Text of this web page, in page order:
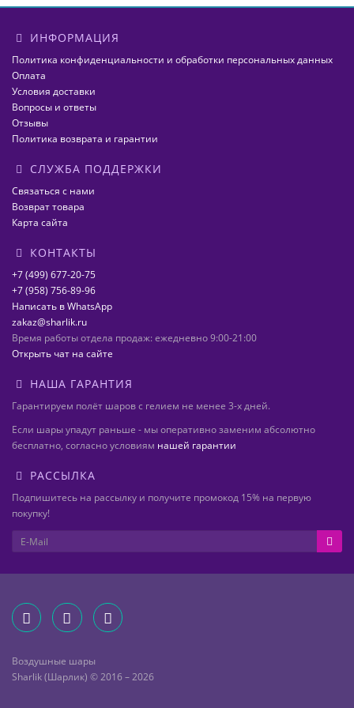
ИНФОРМАЦИЯ
Политика конфиденциальности и обработки персональных данных
Оплата
Условия доставки
Вопросы и ответы
Отзывы
Политика возврата и гарантии
СЛУЖБА ПОДДЕРЖКИ
Связаться с нами
Возврат товара
Карта сайта
КОНТАКТЫ
+7 (499) 677-20-75
+7 (958) 756-89-96
Написать в WhatsApp
zakaz@sharlik.ru
Время работы отдела продаж: ежедневно 9:00-21:00
Открыть чат на сайте
НАША ГАРАНТИЯ
Гарантируем полёт шаров с гелием не менее 3-х дней.
Если шары упадут раньше - мы оперативно заменим абсолютно
бесплатно, согласно условиям нашей гарантии
РАССЫЛКА
Подпишитесь на рассылку и получите промокод 15% на первую
покупку!
Воздушные шары
Sharlik (Шарлик) © 2016 – 2026